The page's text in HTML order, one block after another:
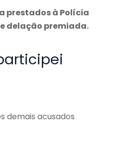
prestados à Polícia
delação premiada.
demais acusados